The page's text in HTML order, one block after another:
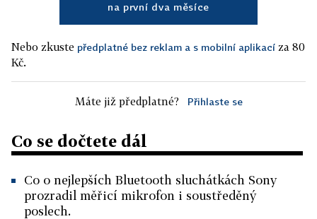
na první dva měsíce
Nebo zkuste předplatné bez reklam a s mobilní aplikací za 80
Kč.
Máte již předplatné? Přihlaste se
Co se dočtete dál
Co o nejlepších Bluetooth sluchátkách Sony
prozradil měřicí mikrofon i soustředěný
poslech.